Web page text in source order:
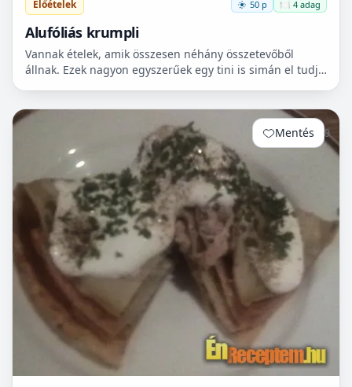
Előételek 50 p 🍽️ 4 adag
Alufóliás krumpli
Vannak ételek, amik összesen néhány összetevőből
állnak. Ezek nagyon egyszerűek egy tini is simán el tudja
Mentés 0